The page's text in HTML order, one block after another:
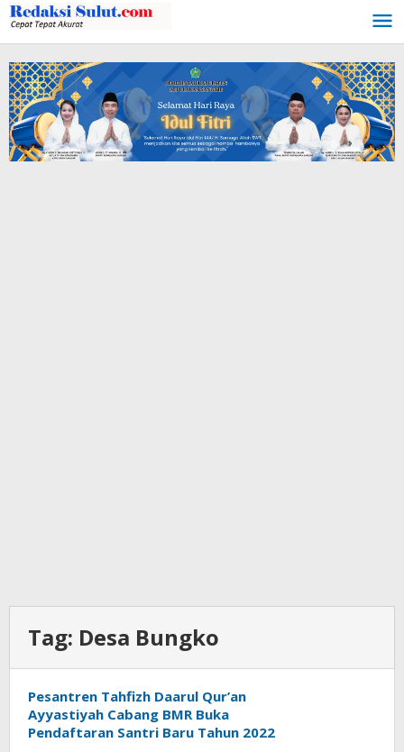
Lewati
ke
konten
Tag: Desa Bungko
Pesantren Tahfizh Daarul Qur’an
Ayyastiyah Cabang BMR Buka
Pendaftaran Santri Baru Tahun 2022